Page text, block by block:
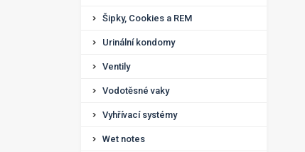
Šipky, Cookies a REM
Urinální kondomy
Ventily
Vodotěsné vaky
Vyhřívací systémy
Wet notes